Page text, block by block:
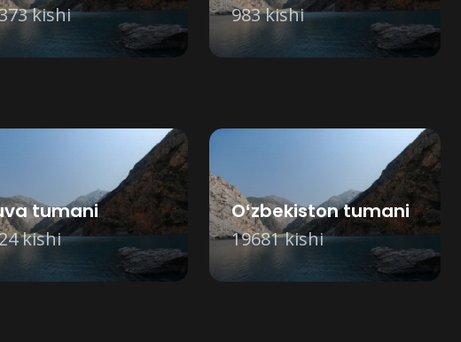
kishi 983 kishi
tumani
kishi
Oʻzbekiston tumani
19681 kishi